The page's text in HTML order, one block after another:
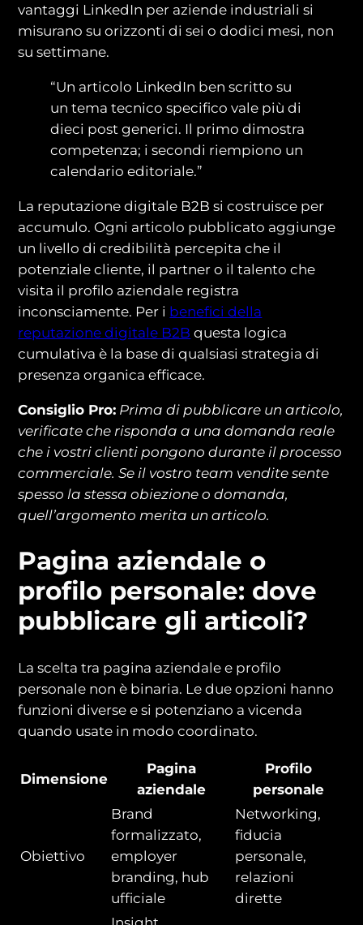
vantaggi LinkedIn per aziende industriali si
misurano su orizzonti di sei o dodici mesi, non
su settimane.
“Un articolo LinkedIn ben scritto su
un tema tecnico specifico vale più di
dieci post generici. Il primo dimostra
competenza; i secondi riempiono un
calendario editoriale.”
La reputazione digitale B2B si costruisce per
accumulo. Ogni articolo pubblicato aggiunge
un livello di credibilità percepita che il
potenziale cliente, il partner o il talento che
visita il profilo aziendale registra
inconsciamente. Per i benefici della
reputazione digitale B2B questa logica
cumulativa è la base di qualsiasi strategia di
presenza organica efficace.
Consiglio Pro: Prima di pubblicare un articolo,
verificate che risponda a una domanda reale
che i vostri clienti pongono durante il processo
commerciale. Se il vostro team vendite sente
spesso la stessa obiezione o domanda,
quell’argomento merita un articolo.
Pagina aziendale o
profilo personale: dove
pubblicare gli articoli?
La scelta tra pagina aziendale e profilo
personale non è binaria. Le due opzioni hanno
funzioni diverse e si potenziano a vicenda
quando usate in modo coordinato.
Dimensione
Pagina
aziendale
Profilo
personale
Obiettivo
Brand
formalizzato,
employer
branding, hub
ufficiale
Networking,
fiducia
personale,
relazioni
dirette